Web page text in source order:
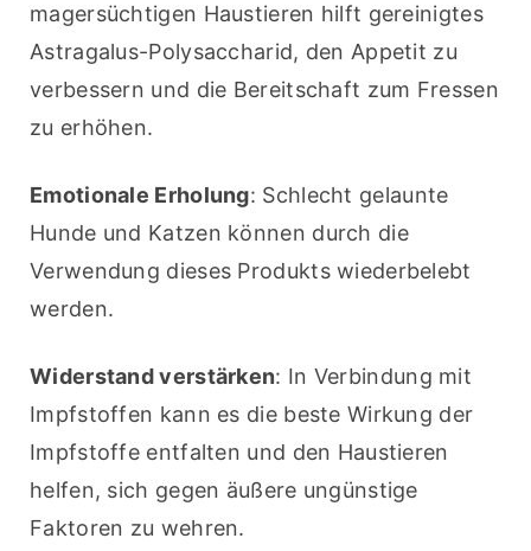
magersüchtigen Haustieren hilft gereinigtes
Astragalus-Polysaccharid, den Appetit zu
verbessern und die Bereitschaft zum Fressen
zu erhöhen.
Emotionale Erholung: Schlecht gelaunte
Hunde und Katzen können durch die
Verwendung dieses Produkts wiederbelebt
werden.
Widerstand verstärken: In Verbindung mit
Impfstoffen kann es die beste Wirkung der
Impfstoffe entfalten und den Haustieren
helfen, sich gegen äußere ungünstige
Faktoren zu wehren.